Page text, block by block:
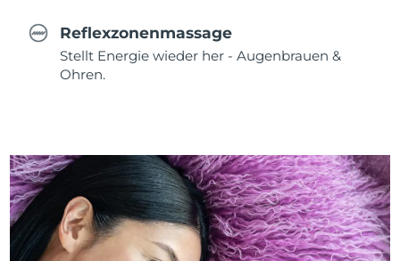
Reflexzonenmassage
Stellt Energie wieder her - Augenbrauen &
Ohren.